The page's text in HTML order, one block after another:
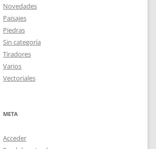
Novedades
Paisajes
Piedras
Sin categoría
Tiradores
Varios
Vectoriales
META
Acceder